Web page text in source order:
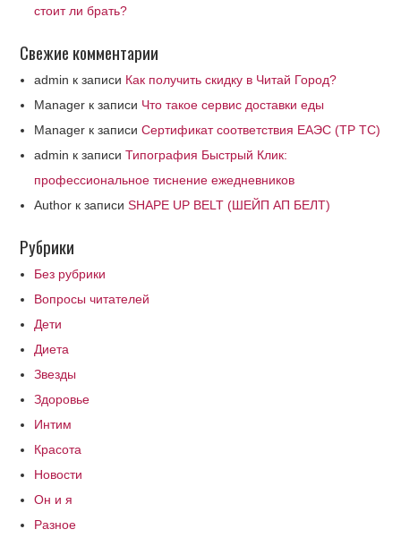
стоит ли брать?
Свежие комментарии
admin к записи Как получить скидку в Читай Город?
Manager к записи Что такое сервис доставки еды
Manager к записиСертификат соответствия ЕАЭС (ТР ТС)
admin к записиТипография Быстрый Клик:
профессиональное тиснение ежедневников
Author к записиSHAPE UP BELT (ШЕЙП АП БЕЛТ)
Рубрики
Без рубрики
Вопросы читателей
Дети
Диета
Звезды
Здоровье
Интим
Красота
Новости
Он и я
Разное